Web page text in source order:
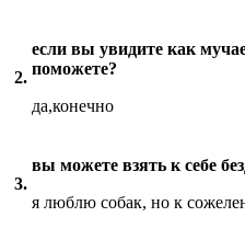
2.
если вы увидите как
поможете?
да,конечно
3.
вы можете взять к себе
я люблю собак, но к